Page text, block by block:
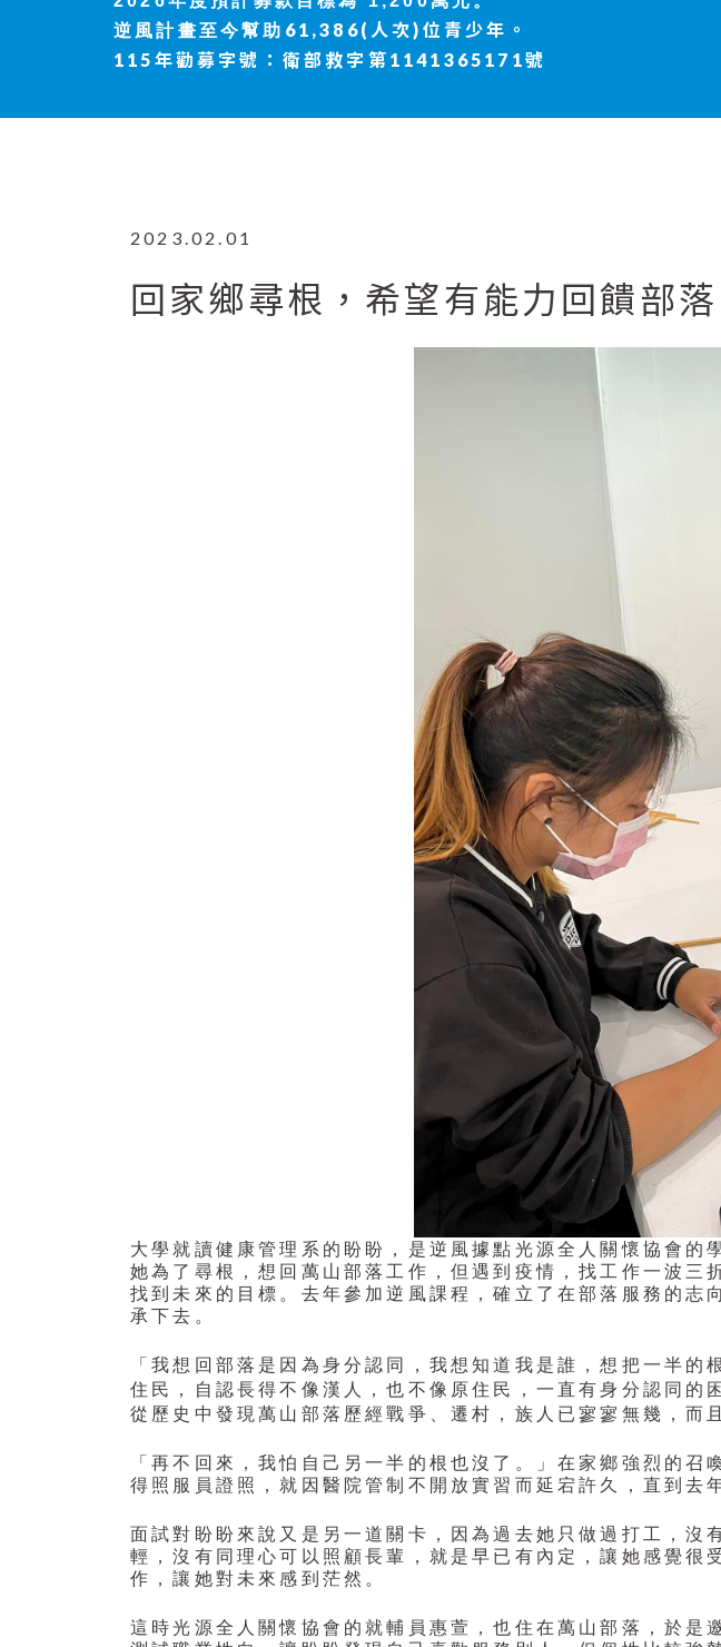
逆風計畫至今幫助 61,386(人次)位青少年。
115年勸募字號：衛部救字第1141365171號
2023.02.01
回家鄉尋根，希望有能力回饋部落
大學就讀健康管理系的盼盼，是逆風據點光源全人關懷協會的
她為了尋根，想回萬山部落工作，但遇到疫情，找工作一波
找到未來的目標。去年參加逆風課程，確立了在部落服務的
承下去。
「我想回部落是因為身分認同 ， 我想知道我是誰 ，想把一半的
住民
，自認長得不像漢人，也不像原住民，一直有身分認同
從歷史中發現萬山部落歷經戰爭、遷村，族人已寥寥無幾，而
「再不回來，我怕自己另一半的根也沒了。」在家鄉強烈的
得照服員證照，就因醫院管制不開放實習而延宕許久，直到去
面試對盼盼來說又是另一道關卡，因為過去她只做過打工，
輕，沒有同理心可以照顧長輩，就是早已有內定，讓她感覺
作，讓她對未來感到茫然。
這時光源全人關懷協會的就輔員惠萱，也住在萬山部落，於